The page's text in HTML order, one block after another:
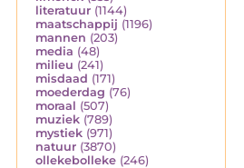
literatuur (1144)
maatschappij (1196)
mannen (203)
media (48)
milieu (241)
misdaad (171)
moederdag (76)
moraal (507)
muziek (789)
mystiek (971)
natuur (3870)
ollekebolleke (246)